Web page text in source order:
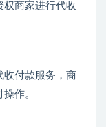
权商家进行代收
付款服务，商
作。